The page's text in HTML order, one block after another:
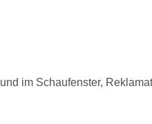
im Schaufenster,